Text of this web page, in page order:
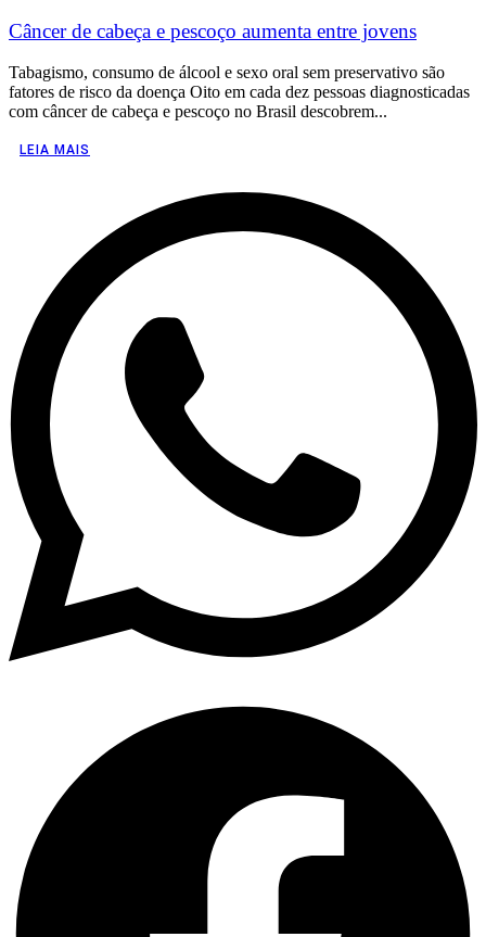
Câncer de cabeça e pescoço aumenta entre jovens
Tabagismo, consumo de álcool e sexo oral sem preservativo são
fatores de risco da doença Oito em cada dez pessoas diagnosticadas
com câncer de cabeça e pescoço no Brasil descobrem...
LEIA MAIS